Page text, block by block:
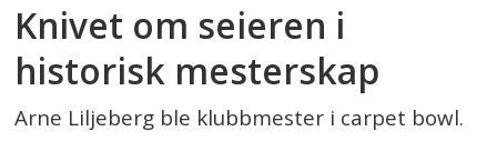
Knivet om seieren i
historisk mesterskap
Arne Liljeberg ble klubbmester i carpet bowl.